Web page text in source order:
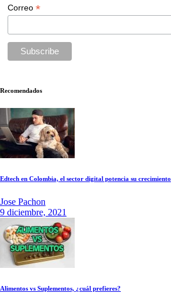
Correo*
Recomendados
Edtech en Colombia, el sector digital potencia su crecimiento
Jose Pachon
9 diciembre, 2021
Alimentos vs Suplementos, ¿cuál prefieres?